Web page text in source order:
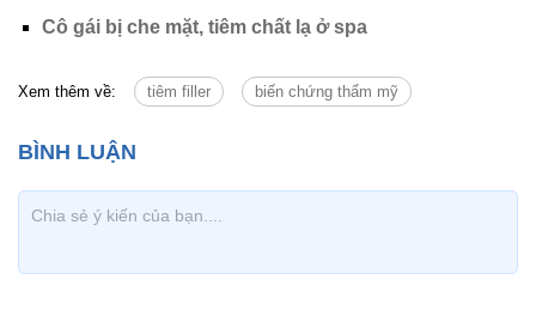
Cô gái bị che mặt, tiêm chất lạ ở spa
Xem thêm về: tiêm filler biến chứng thẩm mỹ